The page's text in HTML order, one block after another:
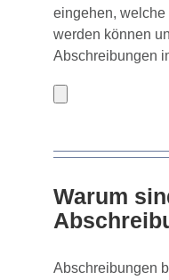
eingehen, welche
werden können
Abschreibungen
Warum
Abschreibungen